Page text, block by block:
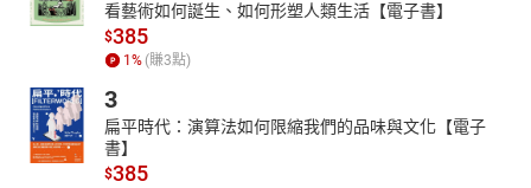
看藝術如何誕生、如何形塑人類生活【電子書】
$385
1 % (賺3點)
3
扁平時代：演算法如何限縮我們的品味與文化【電子
書】
$385